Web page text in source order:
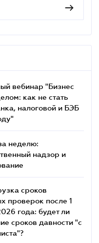
вебинар "Бизнес
как не стать
налоговой и БЭБ
неделю:
надзор и
сроков
проверок после 1
года: будет ли
сроков давности "с